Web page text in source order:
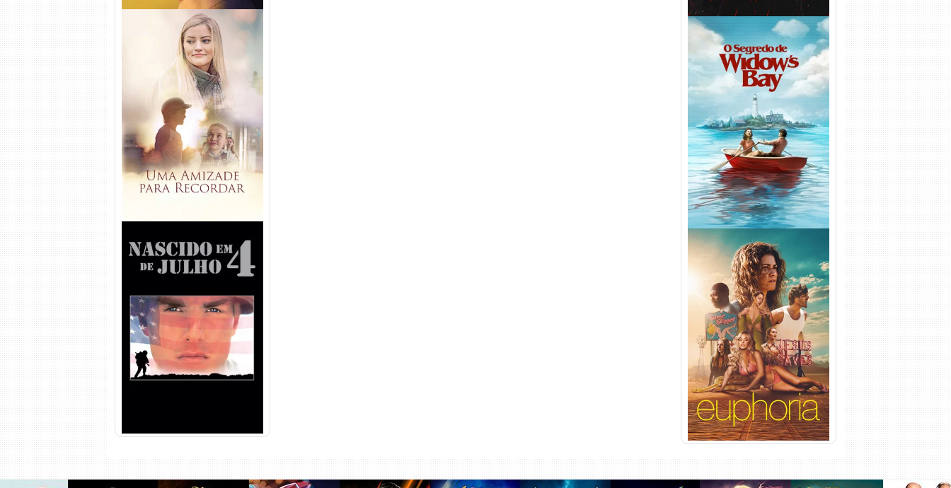
Uma Amizade para Recordar
Torrent (2025) WEB-DL 1080p
Dual Áudio
Nascido em 4 de Julho
Torrent (1989) WEB-DL 1080p
Dual Áudio
O Segredo de Widow’s Bay
1ª Temporada Torrent (2026)
WEB-DL 1080p Dual Áudio
Euphoria 3ª Temporada
Torrent (2026) WEB-DL 1080p
Dual Áudio